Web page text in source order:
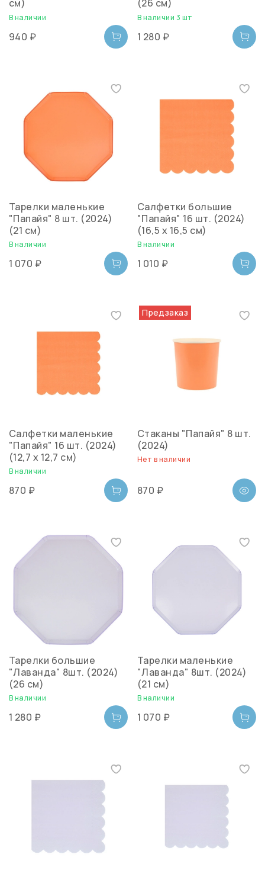
см)
В наличии
940 ₽
(26 см)
В наличии 3 шт
1 280 ₽
Тарелки маленькие
"Папайя" 8 шт. (2024)
(21 см)
В наличии
1 070 ₽
Салфетки большие
"Папайя" 16 шт. (2024)
(16,5 х 16,5 см)
В наличии
1 010 ₽
Салфетки маленькие
"Папайя" 16 шт. (2024)
(12,7 x 12,7 см)
В наличии
870 ₽
Предзаказ
Стаканы "Папайя" 8 шт.
(2024)
Нет в наличии
870 ₽
Тарелки большие
"Лаванда" 8шт. (2024)
(26 см)
В наличии
1 280 ₽
Тарелки маленькие
"Лаванда" 8шт. (2024)
(21 см)
В наличии
1 070 ₽